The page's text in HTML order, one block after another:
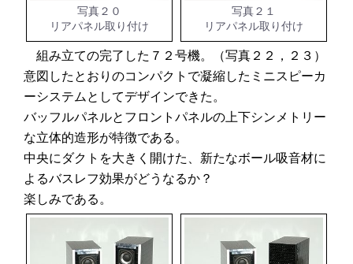
写真２０
リアパネル取り付け
写真２１
リアパネル取り付け
組み立ての完了した７２号機。（写真２２，２３）
意図したとおりのコンパクトで凝縮したミニスピーカ
ーシステムとしてデザインできた。
バッフルパネルとフロントパネルの上下シンメトリー
な立体的造形が特徴である。
中央にダクトを大きく開けた、新たなボール吸音材に
よるバスレフ効果がどうなるか？
楽しみである。